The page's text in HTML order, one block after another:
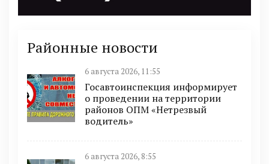
Районные новости
6 августа 2026, 11:55
Госавтоинспекция информирует
о проведении на территории
районов ОПМ «Нетрезвый
водитель»
6 августа 2026, 8:55